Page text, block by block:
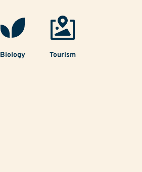
Biology Tourism